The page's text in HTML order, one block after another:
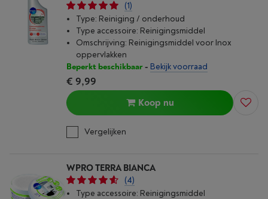
(1)
Type: Reiniging / onderhoud
Type accessoire: Reinigingsmiddel
Omschrijving: Reinigingsmiddel voor Inox
oppervlakken
Beperkt beschikbaar- Bekijk voorraad
€ 9,99
Koop nu
Vergelijken
WPRO TERRA BIANCA
(4)
Type accessoire: Reinigingsmiddel